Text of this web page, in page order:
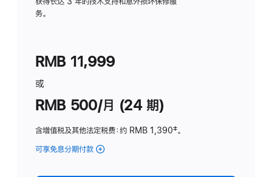
务。
RMB 11,999
或
RMB 500/月 (24 期)
含增值税及其他法定税费：约 RMB 1,390脚
‡。
可享免息分期付款 (Studio
-